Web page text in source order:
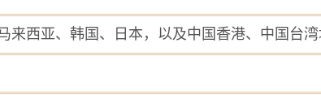
来西亚、韩国、日本，以及中国香港、中国台湾